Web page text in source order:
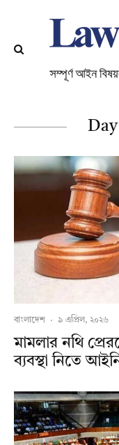
বাংলাদেশ · ৯ এপ্রিল, ২০২৬
মামলার নথি
ব্যবস্থা নিতে